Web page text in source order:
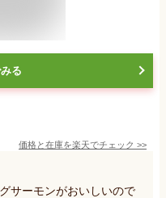
る
価格と在庫を楽天でチェック >>
サーモンがおいしいので